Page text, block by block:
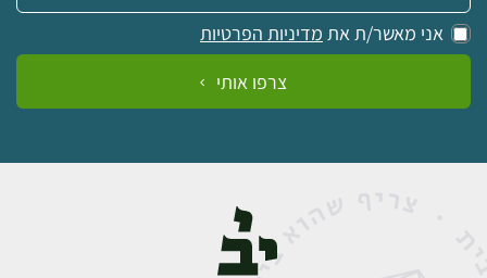
אני מאשר/ת את מדיניות הפרטיות
צרפו אותי